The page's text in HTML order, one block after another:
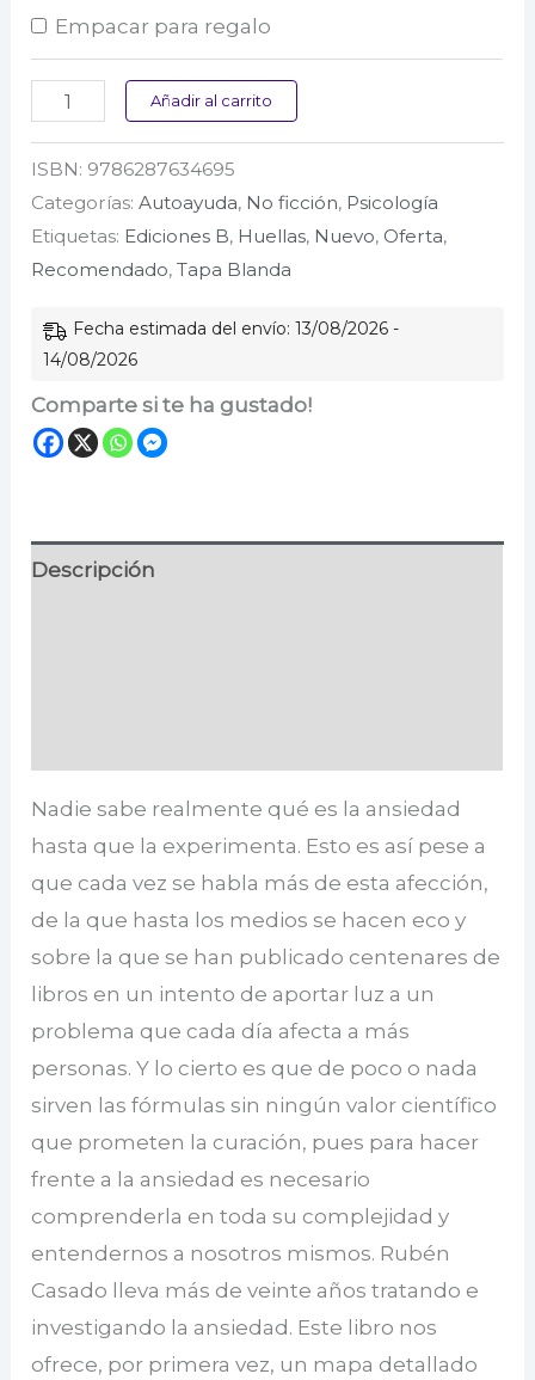
Empacar para regalo
de
la
ansiedad
cantidad
Añadir al carrito
ISBN: 9786287634695
Categorías:Autoayuda, No ficción, Psicología
Etiquetas: Ediciones B, Huellas, Nuevo, Oferta,
Recomendado,Tapa Blanda
Fecha estimada del envío: 13/08/2026 -
14/08/2026
Comparte si te ha gustado!
Descripción
Nadie sabe realmente qué es la ansiedad
hasta que la experimenta. Esto es así pese a
que cada vez se habla más de esta afección,
de la que hasta los medios se hacen eco y
sobre la que se han publicado centenares de
libros en un intento de aportar luz a un
problema que cada día afecta a más
personas. Y lo cierto es que de poco o nada
sirven las fórmulas sin ningún valor científico
que prometen la curación, pues para hacer
frente a la ansiedad es necesario
comprenderla en toda su complejidad y
entendernos a nosotros mismos. Rubén
Casado lleva más de veinte años tratando e
investigando la ansiedad. Este libro nos
ofrece, por primera vez, un mapa detallado